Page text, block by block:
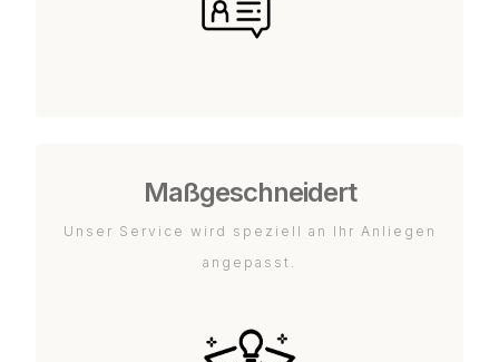
Maßgeschneidert
Unser Service wird speziell an Ihr Anliegen
angepasst.